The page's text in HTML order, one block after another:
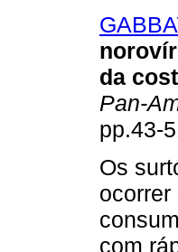
da
Pan-
pp.43-
Os
com